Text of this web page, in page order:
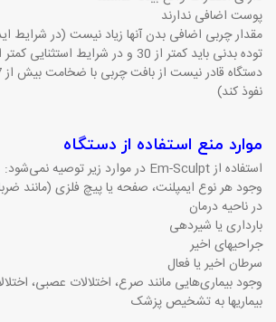
پوست اضافی ندارند
مقدار چربی اضافی بدن آنها زیاد نیست (در شرایط
نفوذ کند)
موارد منع استفاده از دستگاه
استفاده ازEm-Sculpt در موارد زیر توصیه نمی‌شود:
وجود هر نوع ایمپلنت، صفحه یا پیچ فلزی (مانند
در ناحیه درمان
بارداری یا شیردهی
جراحیهای اخیر
سرطان اخیر یا فعال
وجود بیماری‌هایی مانند صرع، اختلالات عصبی،
بیماریها به تشخیص پزشک